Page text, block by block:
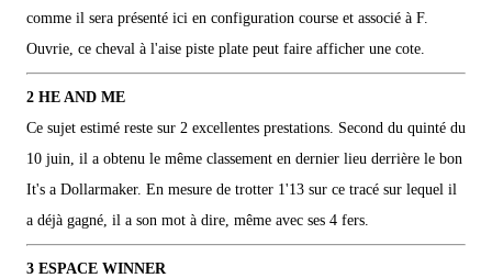
comme il sera présenté ici en configuration course et associé à F.
Ouvrie, ce cheval à l'aise piste plate peut faire afficher une cote.
2 HE AND ME
Ce sujet estimé reste sur 2 excellentes prestations. Second du quinté du
10 juin, il a obtenu le même classement en dernier lieu derrière le bon
It's a Dollarmaker. En mesure de trotter 1'13 sur ce tracé sur lequel il
a déjà gagné, il a son mot à dire, même avec ses 4 fers.
3 ESPACE WINNER